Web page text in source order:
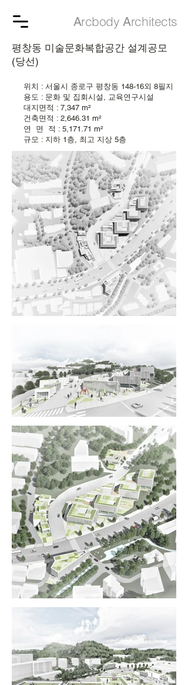
Arcbody Architects
​평창동 미술문화복합공간 설계공모
(당선)
위치 : 서울시 종로구 평창동 148-16외 8필지
용도 : 문화 및 집회시설, 교육연구시설
대지면적 : 7,347 m²
건축면적 : 2,646.31 m²
연 면 적 : 5,171.71 m²
규모 : 지하 1층, 최고 지상 5층